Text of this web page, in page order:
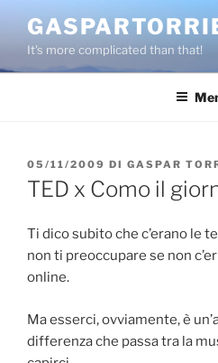
contenuto
It's more complicated than that!
PUBBLICATO
IL
05/11/2009 DI GASPAR
TED x Como il
Ti dico subito che c’erano le
non ti preoccupare se non
online.
Ma esserci, ovviamente, è
differenza che passa tra la